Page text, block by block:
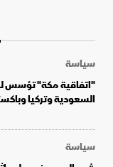
سياسة
"اتفاقية مكة" تؤسس
السعودية وتركيا
سياسة